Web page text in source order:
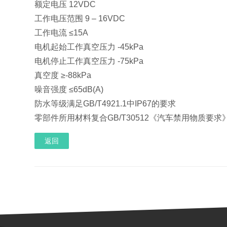
额定电压 12VDC
工作电压范围 9 – 16VDC
工作电流 ≤15A
电机起始工作真空压力 -45kPa
电机停止工作真空压力 -75kPa
真空度 ≥-88kPa
噪音强度 ≤65dB(A)
防水等级满足GB/T4921.1中IP67的要求
零部件所用材料复合GB/T30512《汽车禁用物质要求
返回